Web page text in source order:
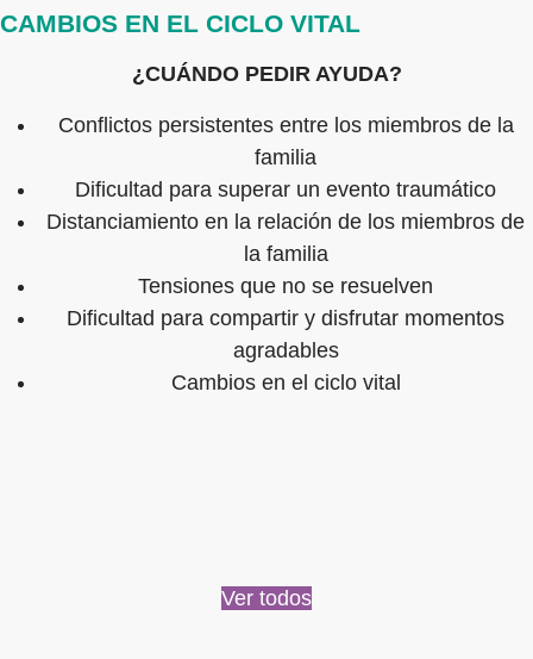
CAMBIOS EN EL CICLO VITAL
¿CUÁNDO PEDIR AYUDA?
Conflictos persistentes entre los miembros de la
familia
Dificultad para superar un evento traumático
Distanciamiento en la relación de los miembros de
la familia
Tensiones que no se resuelven
Dificultad para compartir y disfrutar momentos
agradables
Cambios en el ciclo vital
Ver todos